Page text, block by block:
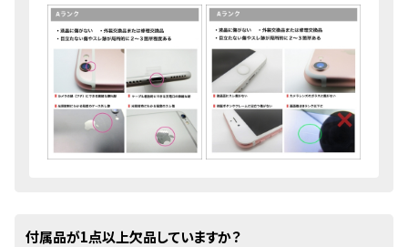
付属品が1点以上欠品していますか？